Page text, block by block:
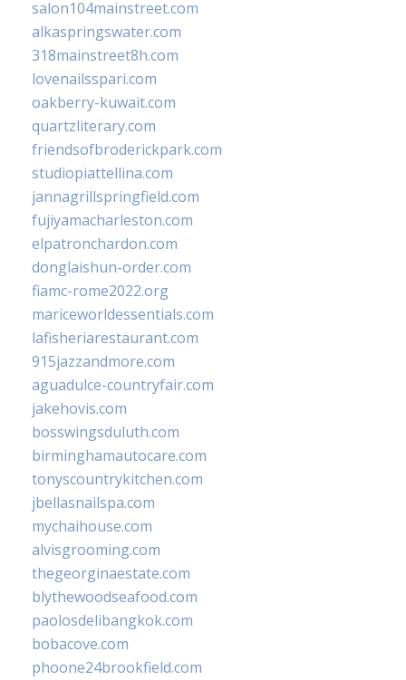
salon104mainstreet.com
alkaspringswater.com
318mainstreet8h.com
lovenailsspari.com
oakberry-kuwait.com
quartzliterary.com
friendsofbroderickpark.com
studiopiattellina.com
jannagrillspringfield.com
fujiyamacharleston.com
elpatronchardon.com
donglaishun-order.com
fiamc-rome2022.org
mariceworldessentials.com
lafisheriarestaurant.com
915jazzandmore.com
aguadulce-countryfair.com
jakehovis.com
bosswingsduluth.com
birminghamautocare.com
tonyscountrykitchen.com
jbellasnailspa.com
mychaihouse.com
alvisgrooming.com
thegeorginaestate.com
blythewoodseafood.com
paolosdelibangkok.com
bobacove.com
phoone24brookfield.com